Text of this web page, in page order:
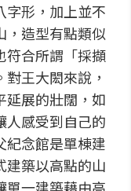
字形，加上並不
，造型有點類似
符合所謂「採擷
王大閎來說，
延展的壯闊，如
人感受到自己的
紀念館是單棟建
建築以高點的山